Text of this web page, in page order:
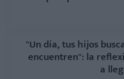
"Un día, tus hijos
encuentren": la
a